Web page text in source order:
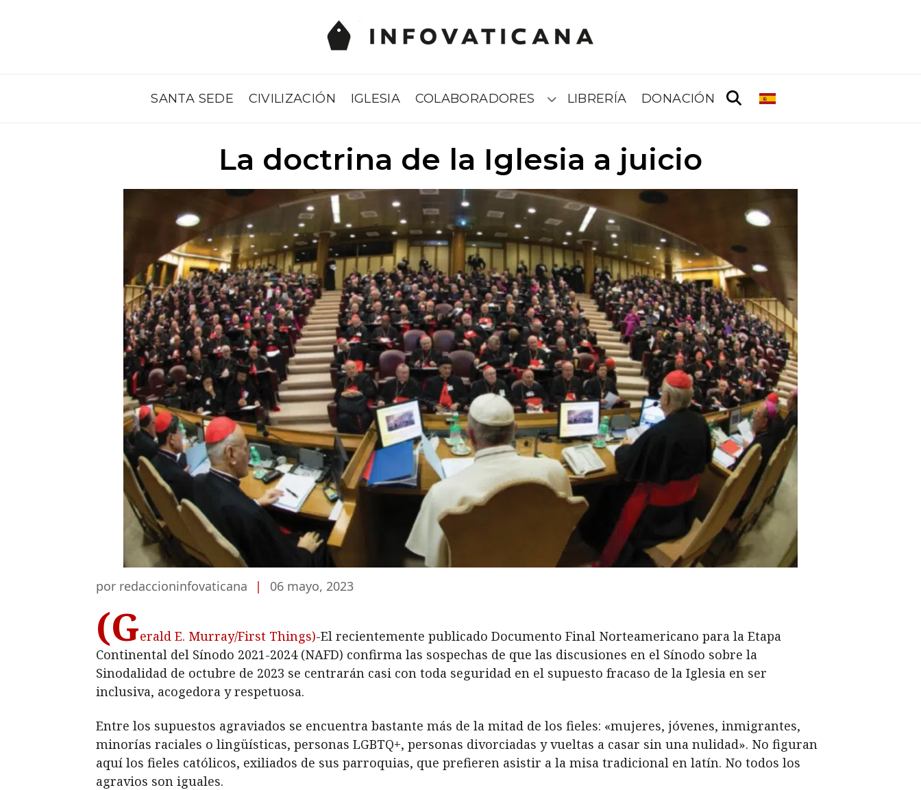
SANTA SEDE CIVILIZACIÓN IGLESIA COLABORADORES Submenú
LIBRERÍA DONACIÓN
La doctrina de la Iglesia a juicio
por redaccioninfovaticana | 06 mayo, 2023
(Gerald E. Murray/First Things)-El recientemente publicado Documento Final Norteamericano para la Etapa
Continental del Sínodo 2021-2024 (NAFD) confirma las sospechas de que las discusiones en el Sínodo sobre la
Sinodalidad de octubre de 2023 se centrarán casi con toda seguridad en el supuesto fracaso de la Iglesia en ser
inclusiva, acogedora y respetuosa.
Entre los supuestos agraviados se encuentra bastante más de la mitad de los fieles: «mujeres, jóvenes, inmigrantes,
minorías raciales o lingüísticas, personas LGBTQ+, personas divorciadas y vueltas a casar sin una nulidad». No figuran
aquí los fieles católicos, exiliados de sus parroquias, que prefieren asistir a la misa tradicional en latín. No todos los
agravios son iguales.